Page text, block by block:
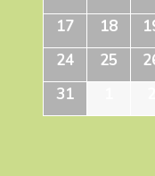
17
18
24
25
31